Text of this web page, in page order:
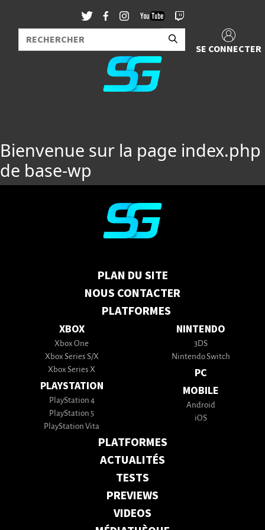
SE CONNECTER
Bienvenue sur la page index.php
de base-wp
PLAN DU SITE
NOUS CONTACTER
PLATFORMES
XBOX
Xbox One
Xbox Series S/X
Xbox Series X
PLAYSTATION
PlayStation 4
PlayStation 5
PlayStation Vita
NINTENDO
3DS
Nintendo Switch
PC
MOBILE
Android
iOS
PLATFORMES
ACTUALITÉS
TESTS
PREVIEWS
VIDEOS